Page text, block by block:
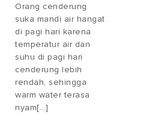
Orang cenderung
suka mandi air hangat
di pagi hari karena
temperatur air dan
suhu di pagi hari
cenderung lebih
rendah, sehingga
warm water terasa
nyam[...]